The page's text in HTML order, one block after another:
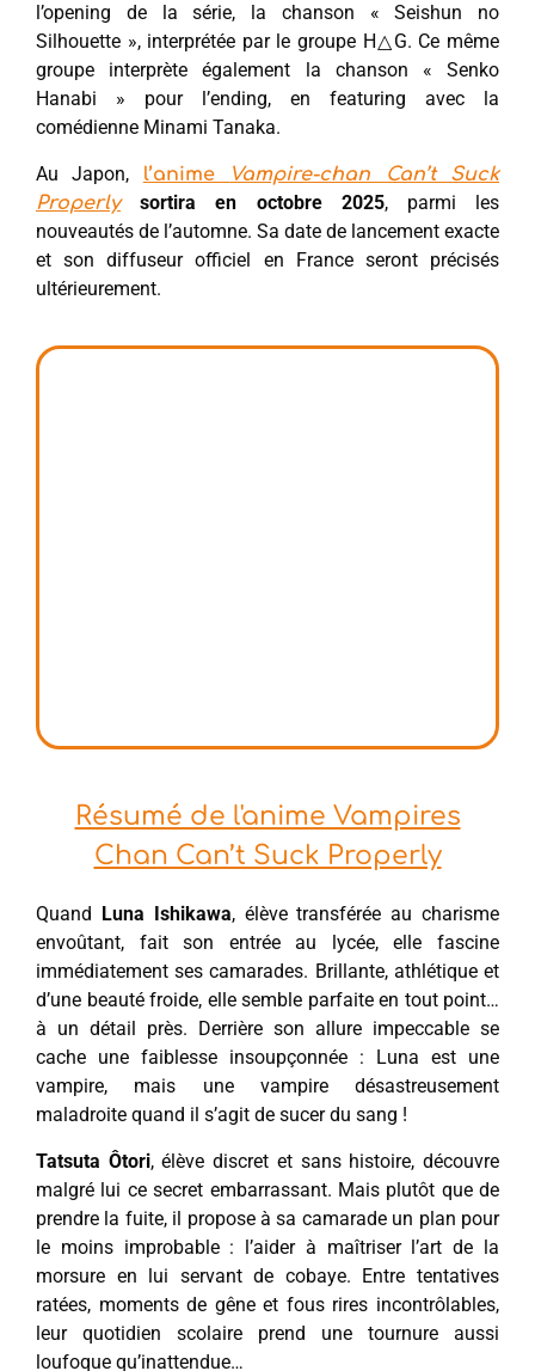
l’opening de la série, la chanson « Seishun no
Silhouette », interprétée par le groupe H△G. Ce même
groupe interprète également la chanson « Senko
Hanabi » pour l’ending, en featuring avec la
comédienne Minami Tanaka.
Au Japon, l’anime
Vampire-chan Can’t Suck
Properlysortira en octobre 2025, parmi les
nouveautés de l’automne. Sa date de lancement exacte
et son diffuseur officiel en France seront précisés
ultérieurement.
Résumé de l'anime Vampires
Chan Can’t Suck Properly
Quand Luna Ishikawa, élève transférée au charisme
envoûtant, fait son entrée au lycée, elle fascine
immédiatement ses camarades. Brillante, athlétique et
d’une beauté froide, elle semble parfaite en tout point…
à un détail près. Derrière son allure impeccable se
cache une faiblesse insoupçonnée : Luna est une
vampire, mais une vampire désastreusement
maladroite quand il s’agit de sucer du sang !
Tatsuta Ôtori, élève discret et sans histoire, découvre
malgré lui ce secret embarrassant. Mais plutôt que de
prendre la fuite, il propose à sa camarade un plan pour
le moins improbable : l’aider à maîtriser l’art de la
morsure en lui servant de cobaye. Entre tentatives
ratées, moments de gêne et fous rires incontrôlables,
leur quotidien scolaire prend une tournure aussi
loufoque qu’inattendue…